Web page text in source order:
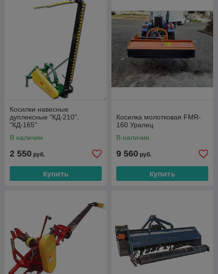
Косилки навесные
дуплексные "КД-210",
"КД-165"
В наличии
2 550 руб.
Купить
Косилка молотковая FMR-
160 Уралец
В наличии
9 560 руб.
Купить